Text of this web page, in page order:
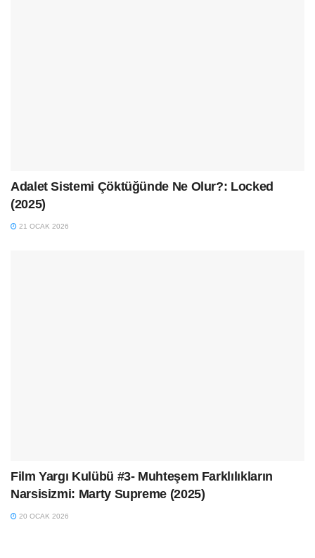
Adalet Sistemi Çöktüğünde Ne Olur?: Locked
(2025)
21 OCAK 2026
Film Yargı Kulübü #3- Muhteşem Farklılıkların
Narsisizmi: Marty Supreme (2025)
20 OCAK 2026